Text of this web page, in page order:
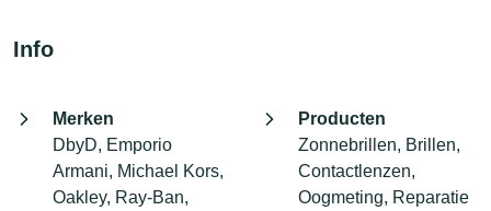
Info
Merken
DbyD, Emporio
Armani, Michael Kors,
Oakley, Ray-Ban,
Producten
Zonnebrillen, Brillen,
Contactlenzen,
Oogmeting, Reparatie